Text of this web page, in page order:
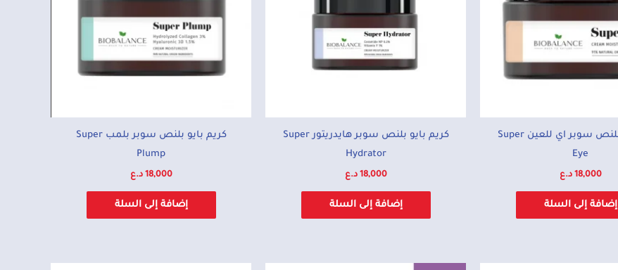
كريم بايو بلنص سوبر اي للعين Super
Eye
18,000 د.ع
إضافة إلى السلة
كريم بايو بلنص سوبر هايدريتور Super
Hydrator
18,000 د.ع
إضافة إلى السلة
كريم بايو بلنص سوبر بلمب Super
Plump
18,000 د.ع
إضافة إلى السلة